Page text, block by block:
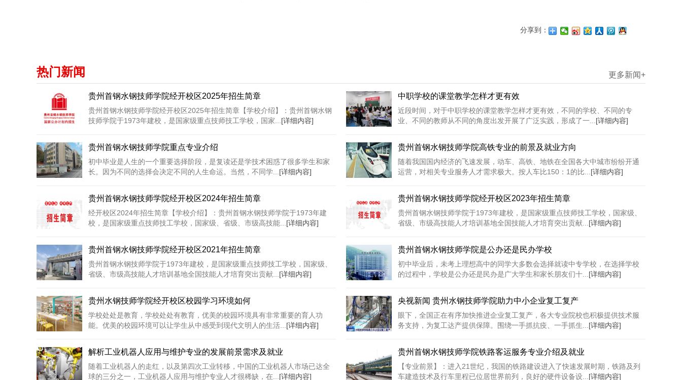
分享到：
热门新闻 更多新闻+
贵州首钢水钢技师学院经开校区2025年招生简章
贵州首钢水钢技师学院经开校区2025年招生简章【学校介绍】：贵州首钢水钢
技师学院于1973年建校，是国家级重点技师技工学校，国家... [详细内容]
中职学校的课堂教学怎样才更有效
近段时间，对于中职学校的课堂教学怎样才更有效，不同的学校、不同的专
业、不同的教师从不同的角度出发开展了广泛实践，形成了一... [详细内容]
贵州首钢水钢技师学院重点专业介绍
初中毕业是人生的一个重要选择阶段，是复读还是学技术困惑了很多学生和家
长。因为不同的选择会决定不同的人生命运。当然，不同学... [详细内容]
贵州首钢水钢技师学院高铁专业的前景及就业方向
随着我国国内经济的飞速发展，动车、高铁、地铁在全国各大中城市纷纷开通
运营，对相关专业服务人才需求极大。按人车比150：1的比... [详细内容]
贵州首钢水钢技师学院经开校区2024年招生简章
经开校区2024年招生简章【学校介绍】：贵州首钢水钢技师学院于1973年建
校，是国家级重点技师技工学校，国家级、省级、市级高技能... [详细内容]
贵州首钢水钢技师学院经开校区2023年招生简章
贵州首钢水钢技师学院于1973年建校，是国家级重点技师技工学校，国家级、
省级、市级高技能人才培训基地全国技能人才培育突出贡献... [详细内容]
贵州首钢水钢技师学院经开校区2021年招生简章
贵州首钢水钢技师学院于1973年建校，是国家级重点技师技工学校，国家级、
省级、市级高技能人才培训基地全国技能人才培育突出贡献... [详细内容]
贵州首钢水钢技师学院是公办还是民办学校
初中毕业后，未考上理想高中的同学大多数会选择就读中专学校，在选择学校
的过程中，学校是公办还是民办是广大学生和家长朋友们十... [详细内容]
贵州水钢技师学院经开校区校园学习环境如何
学校处处是教育，学校处处有教育，优美的校园环境具有非常重要的育人功
能。优美的校园环境可以让学生从中感受到现代文明人的生活... [详细内容]
央视新闻 贵州水钢技师学院助力中小企业复工复产
眼下，全国正在有序加快推进企业复工复产，各大专业院校也积极提供技术服
务支持，为复工达产提供保障。围绕一手抓抗疫、一手抓生... [详细内容]
解析工业机器人应用与维护专业的发展前景需求及就业
随着工业机器人的走红，以及第四次工业转移，中国的工业机器人市场已达全
球的三分之一，工业机器人应用与维护专业人才很稀缺，在... [详细内容]
贵州首钢水钢技师学院铁路客运服务专业介绍及就业
【专业前景】：进入21世纪，我国的铁路建设进入了快速发展时期，铁路及列
车建造技术及行车里程已位居世界前列，良好的硬件设备设... [详细内容]